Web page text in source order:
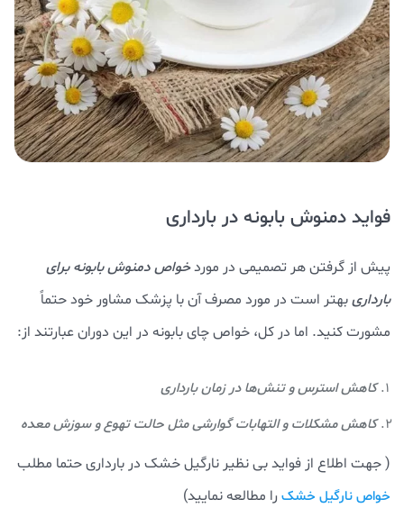
فواید دمنوش بابونه در بارداری
پیش از گرفتن هر تصمیمی در موردخواص دمنوش بابونه برای
بارداریبهتر است در مورد مصرف آن با پزشک مشاور خود حتماً
مشورت کنید. اما در کل، خواص چای بابونه در این دوران عبارتند از:
کاهش استرس و تنش‌ها در زمان بارداری
کاهش مشکلات و التهابات گوارشی مثل حالت تهوع و سوزش معده
( جهت اطلاع از فواید بی نظیر نارگیل خشک در بارداری حتما مطلب
خواص نارگیل خشک را مطالعه نمایید)